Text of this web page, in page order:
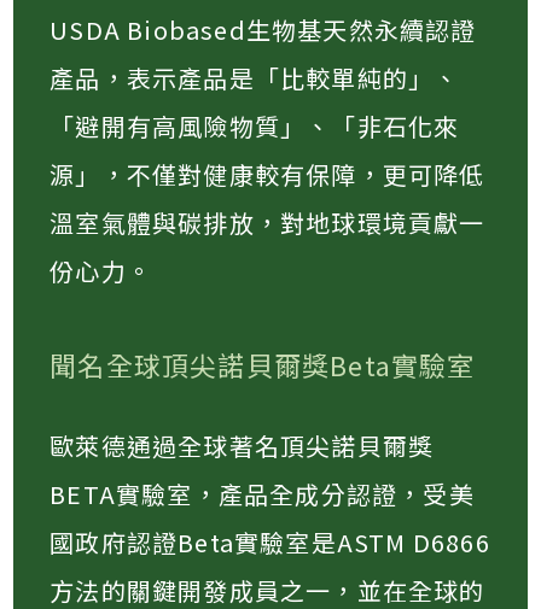
USDA Biobased生物基天然永續認證
產品，表示產品是「比較單純的」、
「避開有高風險物質」、「非石化來
源」，不僅對健康較有保障，更可降低
溫室氣體與碳排放，對地球環境貢獻一
份心力。
聞名全球頂尖諾貝爾獎Beta實驗室
歐萊德通過全球著名頂尖諾貝爾獎
BETA實驗室，產品全成分認證，受美
國政府認證Beta實驗室是ASTM D6866
方法的關鍵開發成員之一，並在全球的